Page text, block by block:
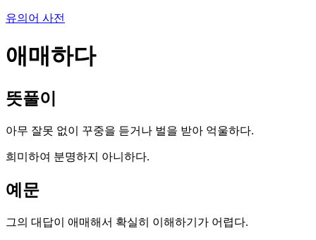
유의어 사전
애매하다
뜻풀이
아무 잘못 없이 꾸중을 듣거나 벌을 받아 억울하다.
희미하여 분명하지 아니하다.
예문
그의 대답이 애매해서 확실히 이해하기가 어렵다.